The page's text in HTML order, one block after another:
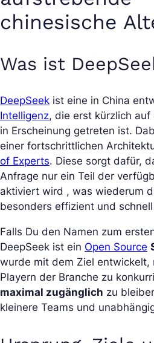
chinesische
Was ist
DeepSeek ist eine in China
Intelligenz, die erst kürzlich
in Erscheinung getreten ist.
einer fortschrittlichen
of Experts. Diese sorgt dafür,
Anfrage nur ein Teil der
aktiviert wird , was wiederum
besonders effizient und
Falls Du den Namen zum
DeepSeek ist ein Open Source
wurde mit dem Ziel entwickelt,
Playern der Branche zu
maximal zugänglich zu
kleinere Teams und